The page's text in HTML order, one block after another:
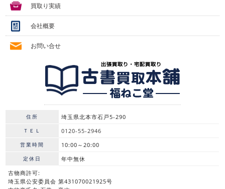
買取り実績
会社概要
お問い合せ
住所 埼玉県北本市石戸5-290
ＴＥＬ 0120-55-2946
営業時間 10:00～20:00
定休日
年中無休
古物商許可:
埼玉県公安委員会 第431070021925号